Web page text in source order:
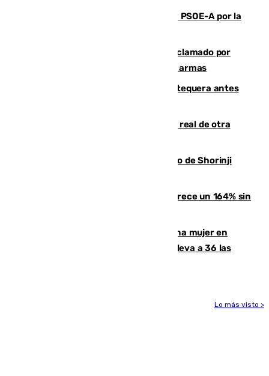
Vuelve el duelo dialéctico entre PP y PSOE-A por la
Detienen en Málaga a un fugitivo reclamado por
Colombia por homicidio y transporte de armas
Prueba final del Granada ante el Antequera antes
Ceuta se prepara ante la posibilidad real de otra
Cártama, protagonista en el Europeo de Shorinji
La llegada de inmigrantes a Ceuta crece un 164% sin
Igualdad confirma el asesinato de una mujer en
Benahavís como violencia machista y eleva a 36 las
Lo más visto >